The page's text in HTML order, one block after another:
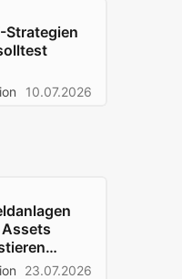
Strategien
10.07.2026
Assets
23.07.2026